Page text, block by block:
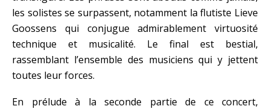
les solistes se surpassent, notamment la flutiste Lieve
Goossens qui conjugue admirablement virtuosité
technique et musicalité. Le final est bestial,
rassemblant l’ensemble des musiciens qui y jettent
toutes leur forces.
En prélude à la seconde partie de ce concert,